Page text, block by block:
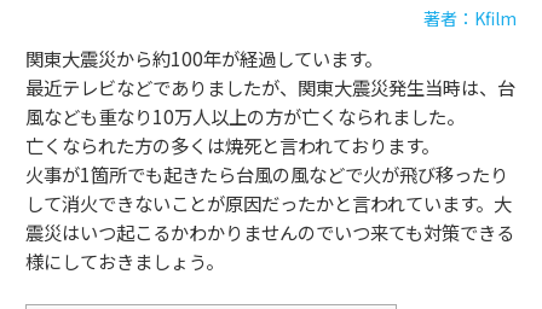
著者：Kfilm
関東大震災から約100年が経過しています。
最近テレビなどでありましたが、関東大震災発生当時は、台
風なども重なり10万人以上の方が亡くなられました。
亡くなられた方の多くは焼死と言われております。
火事が1箇所でも起きたら台風の風などで火が飛び移ったり
して消火できないことが原因だったかと言われています。大
震災はいつ起こるかわかりませんのでいつ来ても対策できる
様にしておきましょう。